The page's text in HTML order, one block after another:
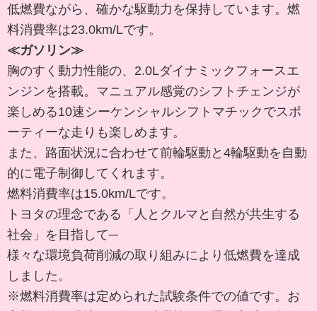
低燃費ながら、確かな駆動力を保持しています。燃
料消費率は23.0km/Lです。
≪ガソリン≫
胸のすく動力性能の、2.0Lダイナミックフォースエ
ンジンを搭載。マニュアル感覚のシフトチェンジが
楽しめる10速シーケンシャルシフトマチックでスポ
ーティーな走りも楽しめます。
また、路面状況に合わせて前輪駆動と4輪駆動を自動
的に電子制御してくれます。
燃料消費率は15.0km/Lです。
トヨタの理念である「人とクルマと自然が共生する
社会」を目指して─
様々な環境負荷削減の取り組みにより低燃費を達成
しました。
※燃料消費率は定められた試験条件での値です。お